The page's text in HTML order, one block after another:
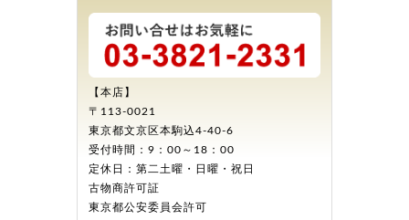
【本店】
〒113-0021
東京都文京区本駒込4-40-6
受付時間：9：00～18：00
定休日：第二土曜・日曜・祝日
古物商許可証
東京都公安委員会許可